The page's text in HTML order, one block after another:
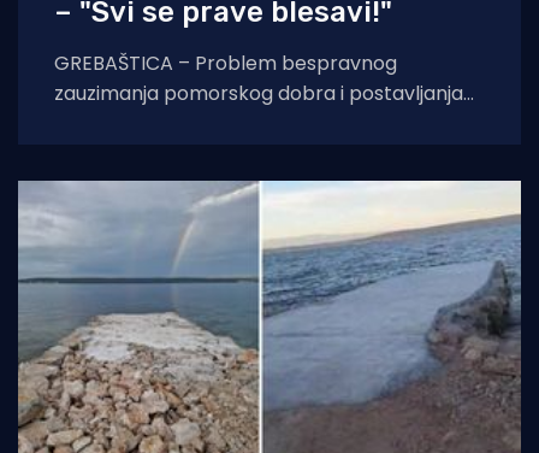
– "Svi se prave blesavi!"
GREBAŠTICA – Problem bespravnog
zauzimanja pomorskog dobra i postavljanja